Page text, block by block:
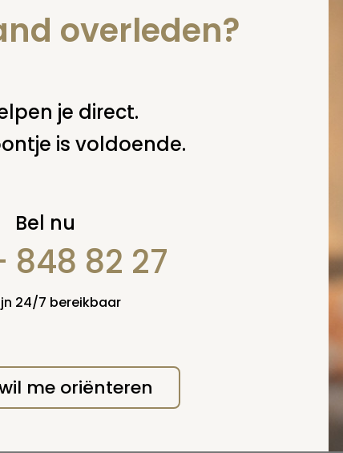
overleden?
je direct.
is voldoende.
Bel nu
848 82 27
24/7 bereikbaar
me oriënteren